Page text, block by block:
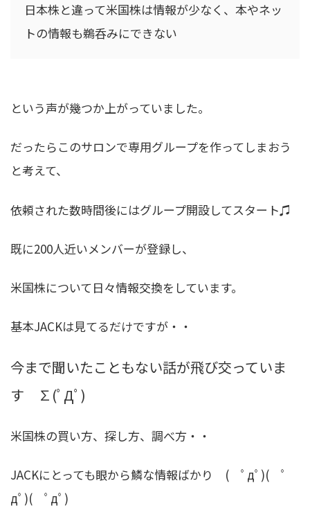
日本株と違って米国株は情報が少なく、本やネッ
トの情報も鵜呑みにできない
という声が幾つか上がっていました。
だったらこのサロンで専用グループを作ってしまおう
と考えて、
依頼された数時間後にはグループ開設してスタート♫
既に200人近いメンバーが登録し、
米国株について日々情報交換をしています。
基本JACKは見てるだけですが・・
今まで聞いたこともない話が飛び交っていま
す ∑(ﾟДﾟ)
米国株の買い方、探し方、調べ方・・
JACKにとっても眼から鱗な情報ばかり ( ﾟдﾟ)( ﾟ
дﾟ)( ﾟдﾟ)